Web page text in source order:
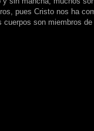
pues Cristo nos ha
cuerpos son miembros